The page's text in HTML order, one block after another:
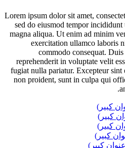
Lorem ipsum dolor sit amet,
sed do eiusmod tempor incididunt
magna aliqua. Ut enim ad minim
exercitation ullamco laboris
commodo consequat.
reprehenderit in voluptate velit
fugiat nulla pariatur. Excepteur sint
non proident, sunt in culpa qui
كبير)
كبير)
كبير)
كبير)
كبير)